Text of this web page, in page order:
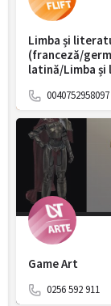
Limba și
(franceză/
latină/Limba
0040752958097
Game Art
0256 592 911